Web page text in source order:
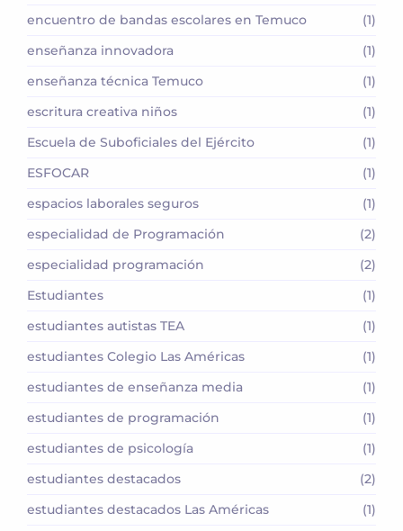
encuentro de bandas escolares en Temuco
(1)
enseñanza innovadora
(1)
enseñanza técnica Temuco
(1)
escritura creativa niños
(1)
Escuela de Suboficiales del Ejército
(1)
ESFOCAR
(1)
espacios laborales seguros
(1)
especialidad de Programación
(2)
especialidad programación
(2)
Estudiantes
(1)
estudiantes autistas TEA
(1)
estudiantes Colegio Las Américas
(1)
estudiantes de enseñanza media
(1)
estudiantes de programación
(1)
estudiantes de psicología
(1)
estudiantes destacados
(2)
estudiantes destacados Las Américas
(1)